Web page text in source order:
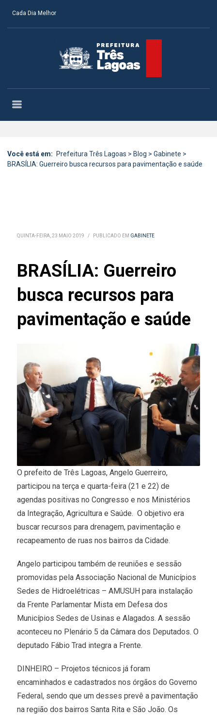
Cada Dia Melhor
Você está em: Prefeitura Três Lagoas > Blog > Gabinete >
BRASÍLIA: Guerreiro busca recursos para pavimentação e saúde
QUINTA-FEIRA, 23 MAIO 2019 / PUBLICADO EM GABINETE
BRASÍLIA: Guerreiro
busca recursos para
pavimentação e saúde
O prefeito de Três Lagoas, Angelo Guerreiro,
participou na terça e quarta-feira (21 e 22) de
agendas positivas no Congresso e nos Ministérios
da Integração, Agricultura e Saúde. O objetivo era
buscar recursos para drenagem, pavimentação e
recapeamento de ruas nos bairros da Cidade.
Angelo participou também de reuniões e sessão
promovidas pela Associação Nacional de Municípios
Sedes de Hidroelétricas – AMUSUH para instalação
da Frente Parlamentar Mista em Defesa dos
Municípios Sedes de Usinas e Alagados. A sessão
aconteceu no Plenário 5 da Câmara dos Deputados. O
deputado Fábio Trad integra a Frente.
DINHEIRO – Projetos técnicos já foram
encaminhados e cadastrados nos órgãos do Governo
Federal, sendo que um desses prevê a pavimentação
na região dos bairros Santa Rita e São João. Os